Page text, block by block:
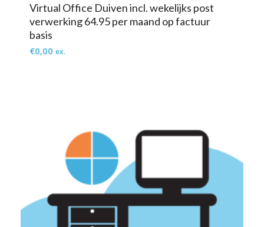
Virtual Office Duiven incl. wekelijks post
verwerking 64.95 per maand op factuur
basis
€0,00 ex.